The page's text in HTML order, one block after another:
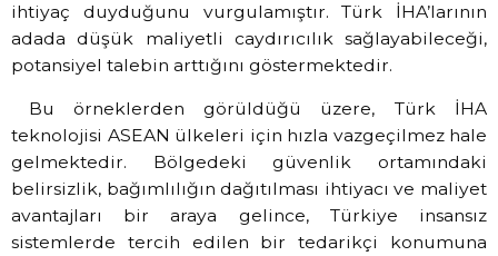
ihtiyaç duyduğunu vurgulamıştır. Türk İHA’larının
adada düşük maliyetli caydırıcılık sağlayabileceği,
potansiyel talebin arttığını göstermektedir.
Bu örneklerden görüldüğü üzere, Türk İHA
teknolojisi ASEAN ülkeleri için hızla vazgeçilmez hale
gelmektedir. Bölgedeki güvenlik ortamındaki
belirsizlik, bağımlılığın dağıtılması ihtiyacı ve maliyet
avantajları bir araya gelince, Türkiye insansız
sistemlerde tercih edilen bir tedarikçi konumuna